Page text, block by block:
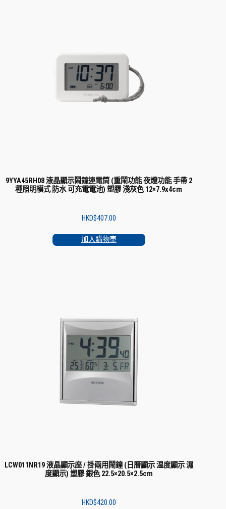
9YYA45RH08 液晶顯示鬧鐘連電筒 (重鬧功能 夜燈功能 手帶 2
種照明模式 防水 可充電電池) 塑膠 淺灰色 12×7.9x4cm
HKD$407.00
加入購物車
LCW011NR19 液晶顯示座 / 掛兩用鬧鐘 (日曆顯示 温度顯示 濕
度顯示) 塑膠 銀色 22.5×20.5×2.5cm
HKD$420.00